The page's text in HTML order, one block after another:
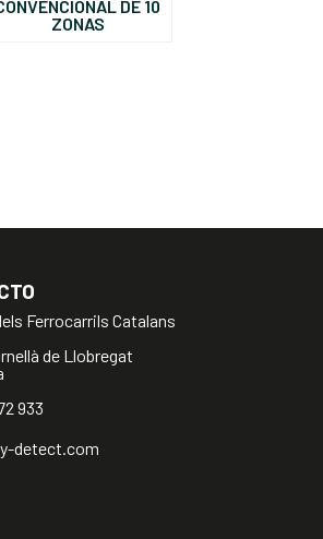
DE 10
ZONAS
Ferrocarrils Catalans
de Llobregat
933
detect.com